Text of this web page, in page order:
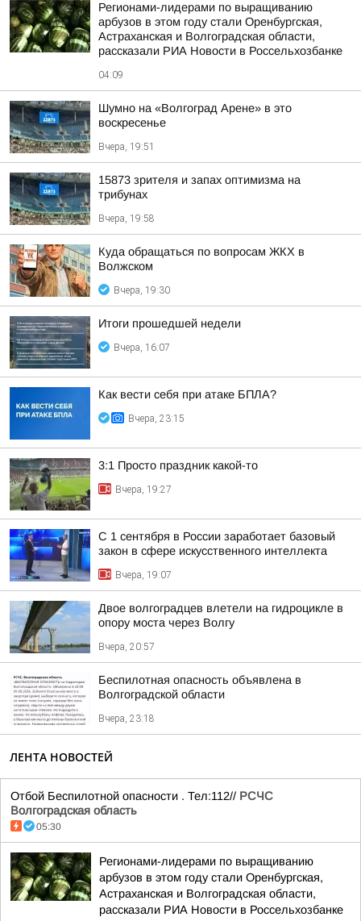
Регионами-лидерами по выращиванию
арбузов в этом году стали Оренбургская,
Астраханская и Волгоградская области,
рассказали РИА Новости в Россельхозбанке
04:09
Шумно на «Волгоград Арене» в это
воскресенье
Вчера, 19:51
15873 зрителя и запах оптимизма на
трибунах
Вчера, 19:58
Куда обращаться по вопросам ЖКХ в
Волжском
Вчера, 19:30
Итоги прошедшей недели
Вчера, 16:07
Как вести себя при атаке БПЛА?
Вчера, 23:15
3:1 Просто праздник какой-то
Вчера, 19:27
С 1 сентября в России заработает базовый
закон в сфере искусственного интеллекта
Вчера, 19:07
Двое волгоградцев влетели на гидроцикле в
опору моста через Волгу
Вчера, 20:57
Беспилотная опасность объявлена в
Волгоградской области
Вчера, 23:18
ЛЕНТА НОВОСТЕЙ
Отбой Беспилотной опасности . Тел:112// РСЧС
Волгоградская область
05:30
Регионами-лидерами по выращиванию
арбузов в этом году стали Оренбургская,
Астраханская и Волгоградская области,
рассказали РИА Новости в Россельхозбанке